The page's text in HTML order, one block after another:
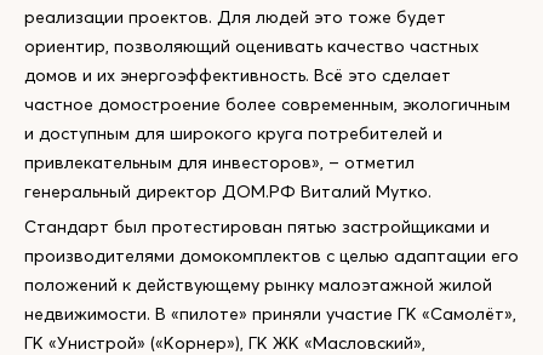
реализации проектов. Для людей это тоже будет
ориентир, позволяющий оценивать качество частных
домов и их энергоэффективность. Всё это сделает
частное домостроение более современным, экологичным
и доступным для широкого круга потребителей и
привлекательным для инвесторов», – отметил
генеральный директор ДОМ.РФ Виталий Мутко.
Стандарт был протестирован пятью застройщиками и
производителями домокомплектов с целью адаптации его
положений к действующему рынку малоэтажной жилой
недвижимости. В «пилоте» приняли участие ГК «Самолёт»,
ГК «Унистрой» («Корнер»), ГК ЖК «Масловский»,